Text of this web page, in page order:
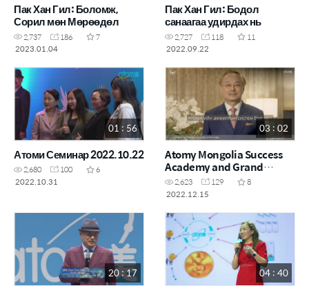
Пак Хан Гил: Боломж,
Сорил мөн Мөрөөдөл
2,737 186
7
2023.01.04
Пак Хан Гил: Бодол
санаагаа удирдах нь
2,727 118
11
2022.09.22
01 : 56
Атоми Семинар 2022.10.22
2,680 100
6
2022.10.31
03 : 02
Atomy Mongolia Success
Academy and Grand
Opening /2022.12.03/
2,623 129
8
2022.12.15
20 : 17 04 : 40